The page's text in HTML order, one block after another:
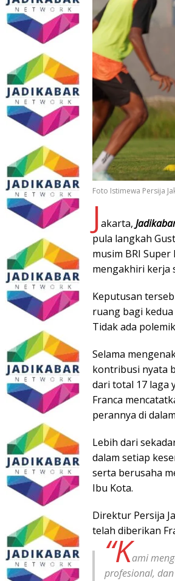
Foto Istimewa Persija
Jakarta,
pula langkah
musim BRI
mengakhiri kerja
Keputusan
ruang bagi
Tidak ada
Selama
kontribusi nyata
dari total 17 laga
Franca
perannya di
Lebih dari
dalam setiap
serta berusaha
Ibu Kota.
Direktur Persija
telah diberikan
“Kami
profesional,